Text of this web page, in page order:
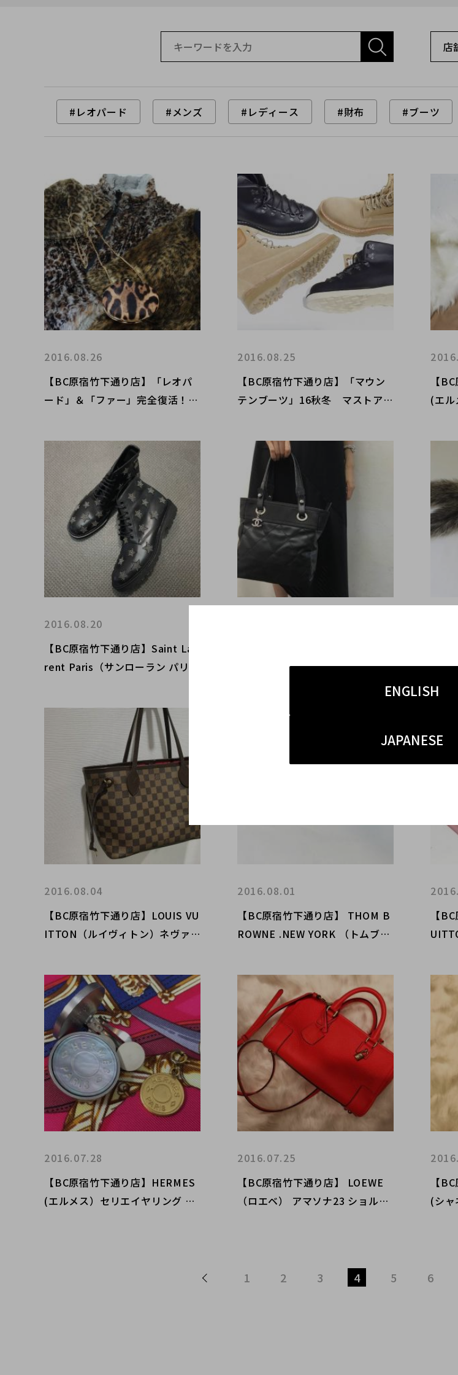
ENGLISH
JAPANESE
#レオパード #メンズ #レディース #財布 #ブーツ
【BC原宿竹下通り店】「レオパ
ード」＆「ファー」完全復活！16
2016.08.26
【BC原宿竹下通り店】「マウン
テンブーツ」16秋冬 マストアイ
2016.08.25
【
(エ
【BC原宿竹下通り店】Saint Lau
rent Paris（サンローラン パリ）
2016.08.20
(シャネル) パリビアリッツPM ト
（グ
スト
【BC原宿竹下通り店】LOUIS VU
ITTON（ルイヴィトン）ネヴァ
2016.08.04
【BC原宿竹下通り店】 THOM B
ROWNE .NEW YORK （トムブラ
2016.08.01
【
【BC原宿竹下通り店】HERMES
(エルメス）セリエイヤリング チ
2016.07.28
【BC原宿竹下通り店】 LOEWE
（ロエベ） アマソナ23 ショルダ
2016.07.25
【
(シャ
1 2 3 4 5 6